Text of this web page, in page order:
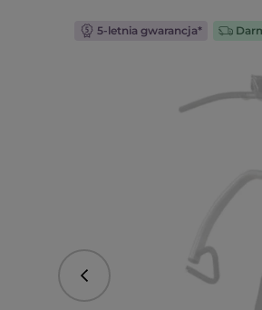
5-letnia gwarancja*
Poprzedni